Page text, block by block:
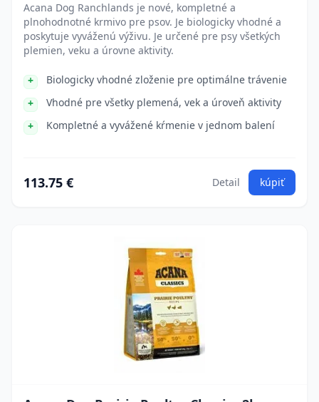
Acana Dog Ranchlands je nové, kompletné a
plnohodnotné krmivo pre psov. Je biologicky vhodné a
poskytuje vyváženú výživu. Je určené pre psy všetkých
plemien, veku a úrovne aktivity.
Biologicky vhodné zloženie pre optimálne trávenie
Vhodné pre všetky plemená, vek a úroveň aktivity
Kompletné a vyvážené kŕmenie v jednom balení
113.75 € Detail kúpiť